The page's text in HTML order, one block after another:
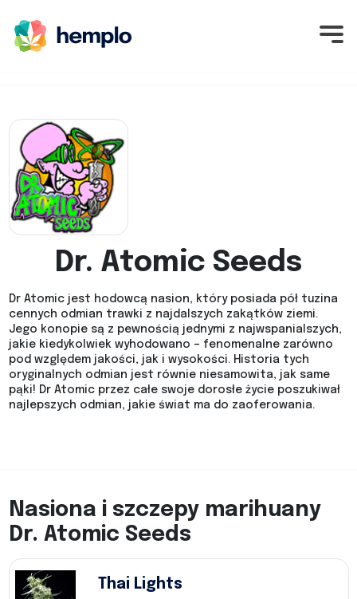
Dr. Atomic Seeds
Dr Atomic jest hodowcą nasion, który posiada pół tuzina
cennych odmian trawki z najdalszych zakątków ziemi.
Jego konopie są z pewnością jednymi z najwspanialszych,
jakie kiedykolwiek wyhodowano – fenomenalne zarówno
pod względem jakości, jak i wysokości. Historia tych
oryginalnych odmian jest równie niesamowita, jak same
pąki! Dr Atomic przez całe swoje dorosłe życie poszukiwał
najlepszych odmian, jakie świat ma do zaoferowania.
Nasiona i szczepy marihuany
Dr. Atomic Seeds
Thai Lights